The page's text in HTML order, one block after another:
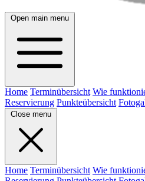
Open main menu
Home Terminübersicht Wie
Reservierung Punkteübersicht
Close menu
Home Terminübersicht Wie